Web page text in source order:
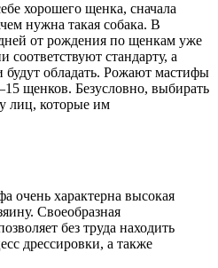
хорошего щенка, сначала
нужна такая собака. В
от рождения по щенкам уже
соответствуют стандарту, а
будут обладать. Рожают мастифы
щенков. Безусловно, выбирать
лиц, которые им
очень характерна высокая
Своеобразная
без труда находить
дрессировки, а также